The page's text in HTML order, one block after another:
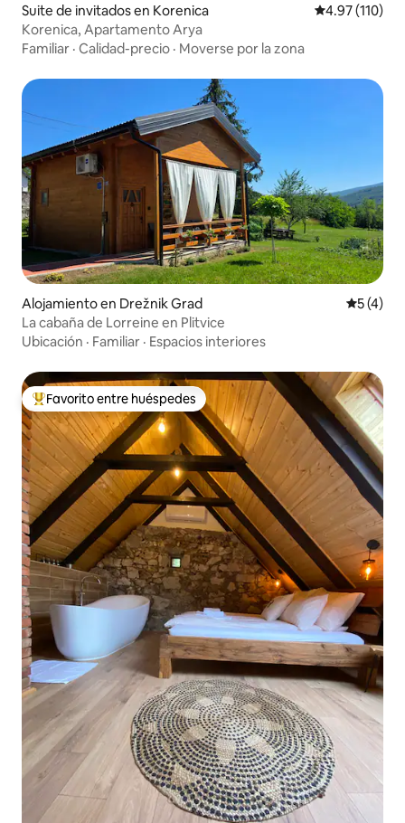
Suite de invitados en Korenica Calificación
4.97 (110)
Korenica, Apartamento Arya
Familiar · Calidad-precio · Moverse por la zona
Alojamiento en Drežnik Grad
5 (4)
La cabaña de Lorreine en Plitvice
Ubicación · Familiar · Espacios interiores
Favorito entre huéspedes preferido
Favorito entre huéspedes